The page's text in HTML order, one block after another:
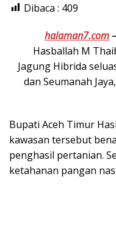
Dibaca : 409
halaman7.com –
Hasballah M
Jagung Hibrida
dan Seumanah
Bupati Aceh Timur
kawasan tersebut
penghasil pertanian.
ketahanan pangan